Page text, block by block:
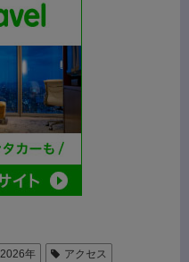
2026年
アクセス